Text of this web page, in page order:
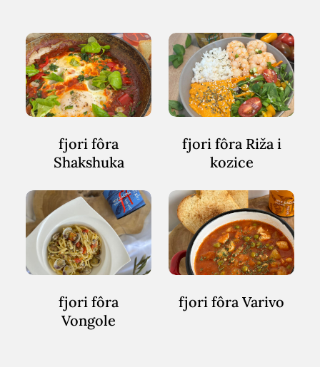
fjori
fôra
Shakshuka
fjori fôra
Shakshuka
fjori
fôra
Riža
i
kozice
fjori fôra Riža i
kozice
fjori
fôra
Vongole
fjori fôra
Vongole
fjori
fôra
Varivo
fjori fôra Varivo